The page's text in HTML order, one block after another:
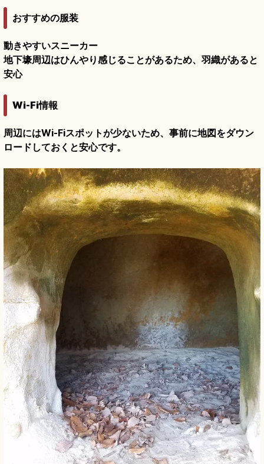
おすすめの服装
動きやすいスニーカー
地下壕周辺はひんやり感じることがあるため、羽織があると
安心
Wi-Fi情報
周辺にはWi-Fiスポットが少ないため、事前に地図をダウン
ロードしておくと安心です。